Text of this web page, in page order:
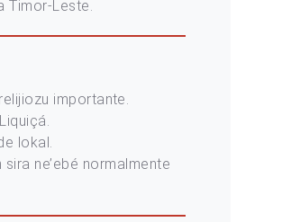
Timor-Leste.
importante.
lokal.
sira ne’ebé normalmente